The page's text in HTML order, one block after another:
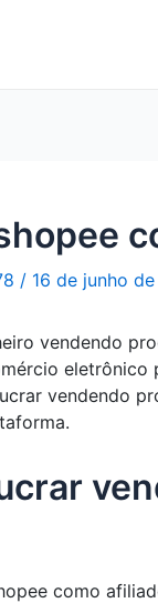
/ 16 de junho
vendendo
vendendo
como